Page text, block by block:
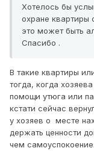
Хотелось бы
охране
это может быть
Спасибо .
В такие квартиры
тогда, когда
помощи утюга или
кстати сейчас
у хозяев о месте
держать ценности
чем